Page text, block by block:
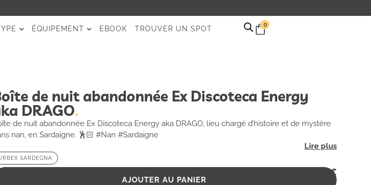
ÉQUIPEMENT EBOOK TROUVER UN SPOT
0
de nuit abandonnée Ex Discoteca Energy
DRAGO
de nuit abandonnée Ex Discoteca Energy aka DRAGO, lieu chargé d’histoire et de mystère
nan, en Sardaigne. 🕺🏻 #Nan #Sardaigne
SARDEGNA
2,99€
AJOUTER AU PANIER